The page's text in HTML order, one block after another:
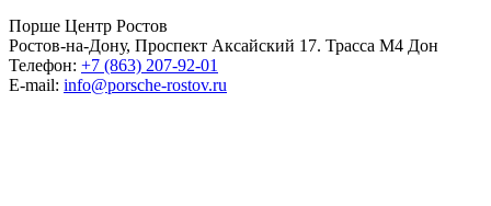
Порше Центр Ростов
Ростов-на-Дону, Проспект Аксайский 17. Трасса М4 Дон
Телефон: +7 (863) 207-92-01
E-mail: info@porsche-rostov.ru